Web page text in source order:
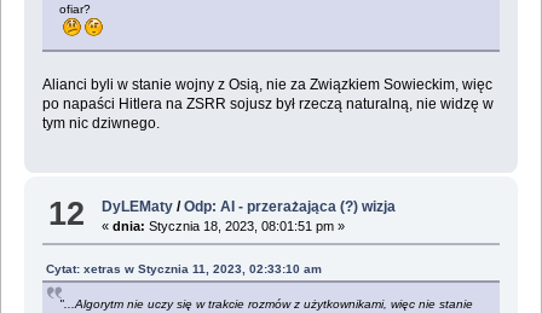
ofiar?
Alianci byli w stanie wojny z Osią, nie za Związkiem Sowieckim, więc
po napaści Hitlera na ZSRR sojusz był rzeczą naturalną, nie widzę w
tym nic dziwnego.
12 DyLEMaty /Odp: AI - przerażająca (?) wizja
«dnia: Stycznia 18, 2023, 08:01:51 pm »
Cytat: xetras w Stycznia 11, 2023, 02:33:10 am
"...Algorytm nie uczy się w trakcie rozmów z użytkownikami, więc nie stanie